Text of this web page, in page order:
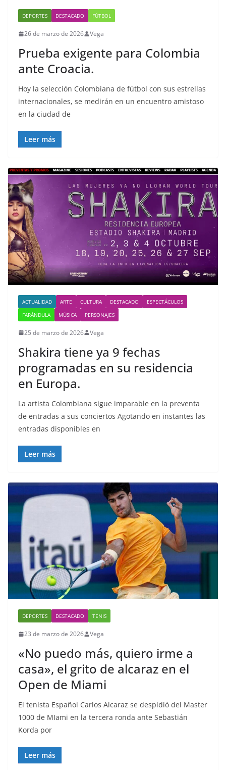
DEPORTES DESTACADO FÚTBOL
26 de marzo de 2026 Vega
Prueba exigente para Colombia
ante Croacia.
Hoy la selección Colombiana de fútbol con sus estrellas
internacionales, se medirán en un encuentro amistoso
en la ciudad de
Leer más
ACTUALIDAD ARTE CULTURA DESTACADO
ESPECTÁCULOS
FARÁNDULA
MÚSICA PERSONAJES
25 de marzo de 2026 Vega
Shakira tiene ya 9 fechas
programadas en su residencia
en Europa.
La artista Colombiana sigue imparable en la preventa
de entradas a sus conciertos Agotando en instantes las
entradas disponibles en
Leer más
DEPORTES DESTACADO TENIS
23 de marzo de 2026 Vega
«No puedo más, quiero irme a
casa», el grito de alcaraz en el
Open de Miami
El tenista Español Carlos Alcaraz se despidió del Master
1000 de MIami en la tercera ronda ante Sebastián
Korda por
Leer más